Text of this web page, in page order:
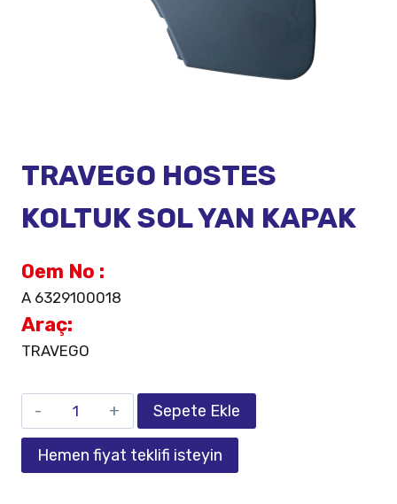
TRAVEGO HOSTES
KOLTUK SOL YAN KAPAK
Oem No :
A 6329100018
Araç:
TRAVEGO
Sepete Ekle
Hemen fiyat teklifi isteyin